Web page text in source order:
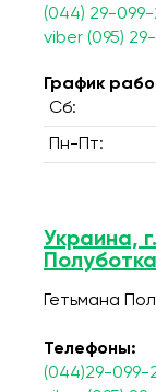
(044) 29-099-
viber (095)
График
Сб:
Пн-Пт:
Украина,
Гетьмана
Телефоны:
(044)29-099-